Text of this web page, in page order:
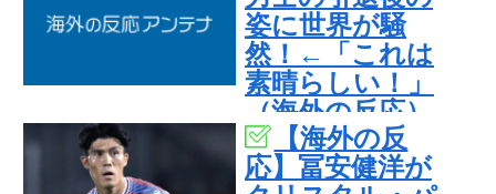
姿に世界が騒
然！←「これは
素晴らしい！」
（海外の反応）
【海外の反
応】冨安健洋が